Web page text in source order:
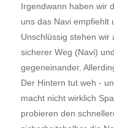
Irgendwann haben wir
uns das Navi empfiehlt
Unschlüssig stehen wir
sicherer Weg (Navi)
gegeneinander.
Der Hintern tut weh -
macht nicht wirklich
probieren den